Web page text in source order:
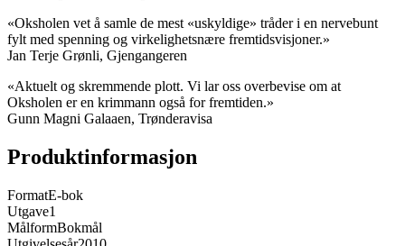
«Oksholen vet å samle de mest «uskyldige» tråder i en nervebunt
fylt med spenning og virkelighetsnære fremtidsvisjoner.»
Jan Terje Grønli, Gjengangeren
«Aktuelt og skremmende plott. Vi lar oss overbevise om at
Oksholen er en krimmann også for fremtiden.»
Gunn Magni Galaaen, Trønderavisa
Produktinformasjon
FormatE-bok
Utgave1
MålformBokmål